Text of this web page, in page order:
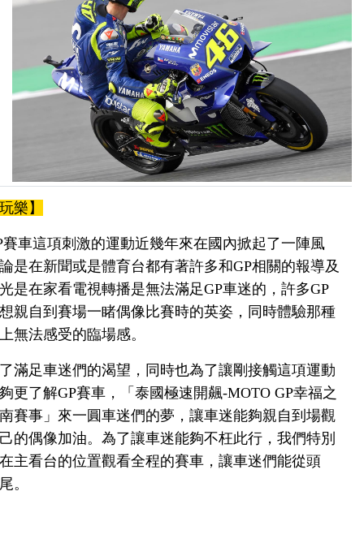
樂】
這項刺激的運動近幾年來在國內掀起了一陣風
是在新聞或是體育台都有著許多和GP相關的報導及
是在家看電視轉播是無法滿足GP車迷的，許多GP
親自到賽場一睹偶像比賽時的英姿，同時體驗那種
無法感受的臨場感。
車迷們的渴望，同時也為了讓剛接觸這項運動
更了解GP賽車，「泰國極速開飆-MOTO GP幸福之
賽事」來一圓車迷們的夢，讓車迷能夠親自到場觀
的偶像加油。為了讓車迷能夠不枉此行，我們特別
主看台的位置觀看全程的賽車，讓車迷們能從頭
。